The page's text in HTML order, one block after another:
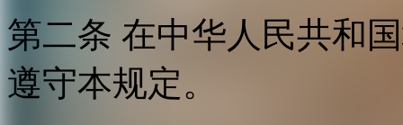
第二条 在中华人民共和
遵守本规定。